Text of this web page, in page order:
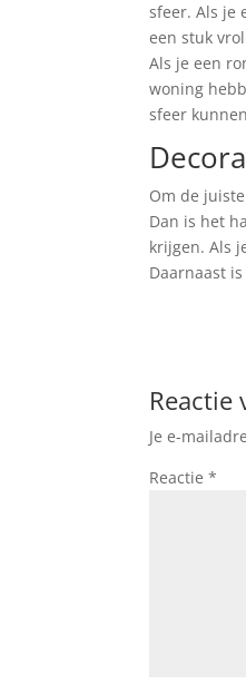
sfeer. Als je
een stuk
Als je een
woning
sfeer
Om de
Dan is het
krijgen. Als
Daarnaast
Reactie
Je e-
Reactie*